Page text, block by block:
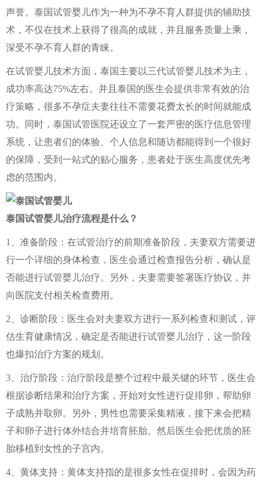
声誉。泰国试管婴儿作为一种为不孕不育人群提供的辅助技
术，不仅在技术上获得了很高的成就，并且服务质量上乘，
深受不孕不育人群的青睐。
在试管婴儿技术方面，泰国主要以三代试管婴儿技术为主，
成功率高达75%左右。并且泰国的医生会提供非常有效的治
疗策略，很多不孕症夫妻往往不需要花费太长的时间就能成
功。同时，泰国试管医院还设立了一套严密的医疗信息管理
系统，让患者们的体验、个人信息和随访都能得到一个很好
的保障，受到一站式的贴心服务，患者处于医生高度优先考
虑的范围内。
泰国试管婴儿治疗流程是什么？
1、准备阶段：在试管治疗的前期准备阶段，夫妻双方需要进
行一个详细的身体检查，医生会通过检查报告分析，确认是
否能进行试管婴儿治疗。另外，夫妻需要签署医疗协议，并
向医院支付相关检查费用。
2、诊断阶段：医生会对夫妻双方进行一系列检查和测试，评
估生育健康情况，确定是否能进行试管婴儿治疗，这一阶段
也爆扣治疗方案的规划。
3、治疗阶段：治疗阶段是整个过程中最关键的环节，医生会
根据诊断结果和治疗方案，开始对女性进行促排卵，帮助卵
子成熟并取卵。另外，男性也需要采集精液，接下来会把精
子和卵子进行体外结合并培育胚胎。然后医生会把优质的胚
胎移植到女性的子宫内。
4、黄体支持：黄体支持指的是很多女性在促排时，会因为药